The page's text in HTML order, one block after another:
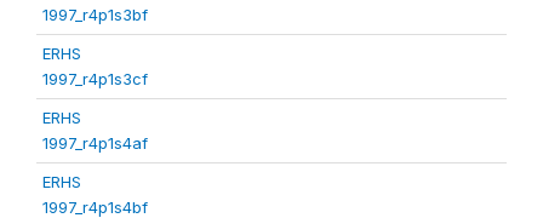
1997_r4p1s3bf
ERHS
1997_r4p1s3cf
ERHS
1997_r4p1s4af
ERHS
1997_r4p1s4bf